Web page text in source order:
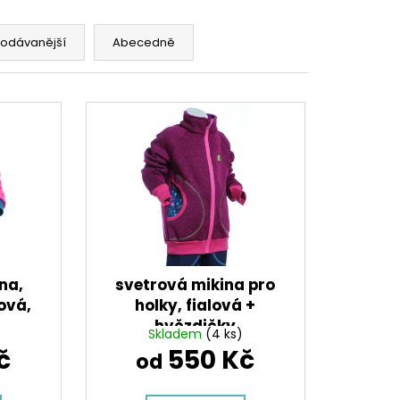
Abecedně
svetrová mikina pro
holky, fialová +
hvězdičky
Skladem (4 ks)
od 550 Kč
KRAŤASY